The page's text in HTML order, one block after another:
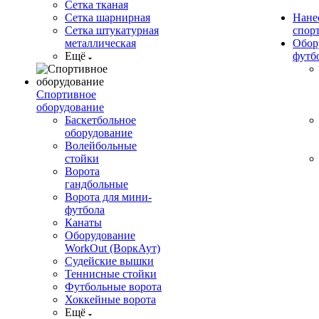
Сетка тканая
Сетка шарнирная
Сетка штукатурная
металлическая
Ещё
Спортивное
оборудование
Баскетбольное
оборудование
Волейбольные
стойки
Ворота
гандбольные
Ворота для мини-
футбола
Канаты
Оборудование
WorkOut (ВоркАут)
Судейские вышки
Теннисные стойки
Футбольные ворота
Хоккейные ворота
Ещё